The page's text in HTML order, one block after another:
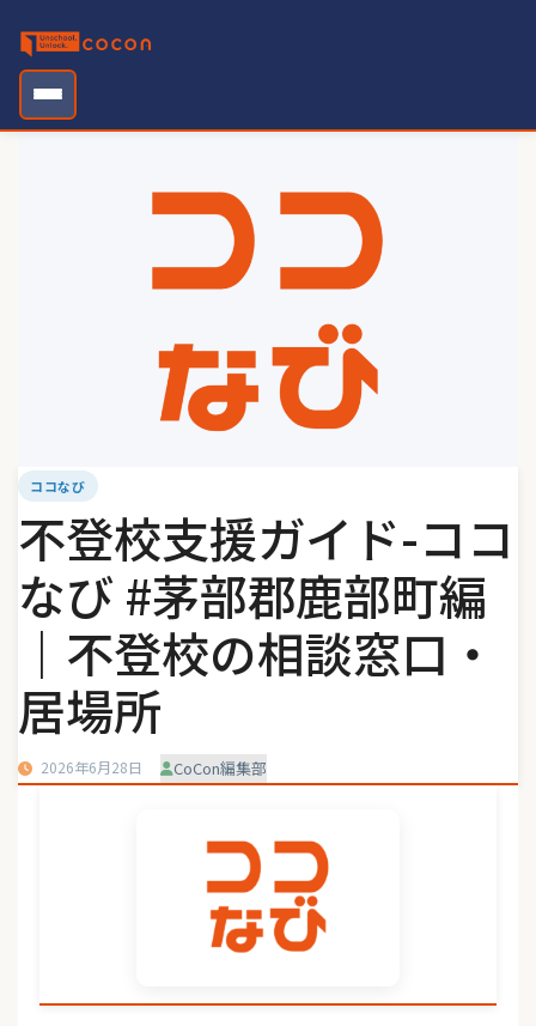
content
ココなび
不登校支援ガイド-ココ
なび #茅部郡鹿部町編
｜不登校の相談窓口・
居場所
2026年6月28日 CoCon編集部